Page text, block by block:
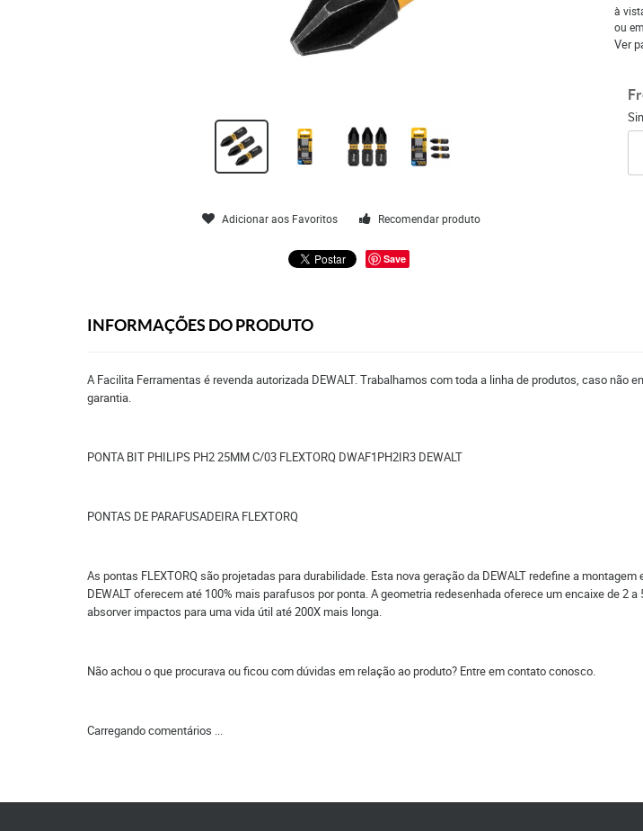
Adicionar aos Favoritos Recomendar produto
Save
à
ou em
Ver
INFORMAÇÕES DO PRODUTO
A Facilita Ferramentas é revenda autorizada DEWALT. Trabalhamos com toda a linha de produtos, caso
garantia.
PONTA BIT PHILIPS PH2 25MM C/03 FLEXTORQ DWAF1PH2IR3 DEWALT
PONTAS DE PARAFUSADEIRA FLEXTORQ
As pontas FLEXTORQ são projetadas para durabilidade. Esta nova geração da DEWALT redefine a
DEWALT oferecem até 100% mais parafusos por ponta. A geometria redesenhada oferece um encaixe de 2
absorver impactos para uma vida útil até 200X mais longa.
Não achou o que procurava ou ficou com dúvidas em relação ao produto? Entre em contato conosco.
Carregando comentários ...